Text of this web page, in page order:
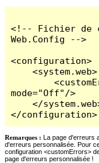
<!-- Fichier de
Web.Config -->
<configuration>
    <system.web>
        <customErrors
mode="Off"/>
    </system.web>
</configuration>
Remarques : La page d'erreurs
d'erreurs personnalisée. Pour
configuration <customErrors>
page d'erreurs personnalisée !